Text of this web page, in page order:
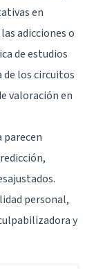
en
adicciones o
de estudios
de los circuitos
valoración en
parecen
personal,
y